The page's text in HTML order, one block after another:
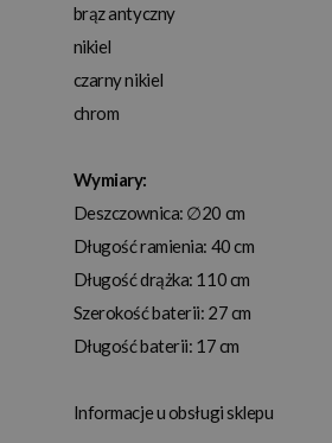
brąz antyczny
nikiel
czarny nikiel
chrom
Wymiary:
Deszczownica: ∅20 cm
Długość ramienia: 40 cm
Długość drążka: 110 cm
Szerokość baterii: 27 cm
Długość baterii: 17 cm
Informacje u obsługi sklepu